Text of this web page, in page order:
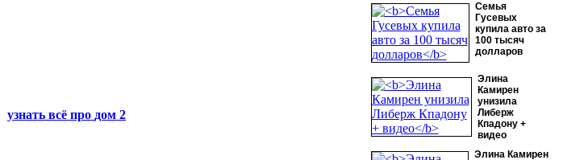
Семья
Гусевых
купила авто за
100 тысяч
долларов
Элина
Камирен
унизила
Либерж
Кпадону +
видео
Элина Камирен
узнать всё про дом 2